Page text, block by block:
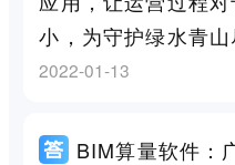
小，为守护绿水青山
2022-01-13
BIM算量软件：